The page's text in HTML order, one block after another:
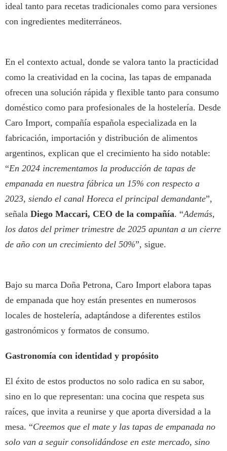
ideal tanto para recetas tradicionales como para versiones
con ingredientes mediterráneos.
En el contexto actual, donde se valora tanto la practicidad
como la creatividad en la cocina, las tapas de empanada
ofrecen una solución rápida y flexible tanto para consumo
doméstico como para profesionales de la hostelería. Desde
Caro Import, compañía española especializada en la
fabricación, importación y distribución de alimentos
argentinos, explican que el crecimiento ha sido notable:
“En 2024 incrementamos la producción de tapas de
empanada en nuestra fábrica un 15% con respecto a
2023, siendo el canal Horeca el principal demandante”,
señala Diego Maccari, CEO de la compañía. “Además,
los datos del primer trimestre de 2025 apuntan a un cierre
de año con un crecimiento del 50%”, sigue.
Bajo su marca Doña Petrona, Caro Import elabora tapas
de empanada que hoy están presentes en numerosos
locales de hostelería, adaptándose a diferentes estilos
gastronómicos y formatos de consumo.
Gastronomía con identidad y propósito
El éxito de estos productos no solo radica en su sabor,
sino en lo que representan: una cocina que respeta sus
raíces, que invita a reunirse y que aporta diversidad a la
mesa. “Creemos que el mate y las tapas de empanada no
solo van a seguir consolidándose en este mercado, sino